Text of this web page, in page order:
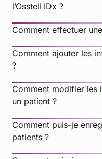
l’Osstell IDx ?
Comment effectuer
Comment ajouter les
?
Comment modifier les
un patient ?
Comment puis-je
patients ?